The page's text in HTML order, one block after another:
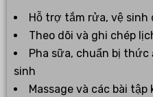
Hỗ trợ tắm rửa, vệ
Theo dõi và ghi chép
Pha sữa, chuẩn bị
sinh
Massage và các bài